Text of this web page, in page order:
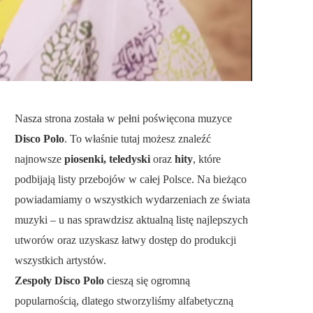
Nasza strona została w pełni poświęcona muzyce
Disco Polo. To właśnie tutaj możesz znaleźć
najnowsze piosenki, teledyski oraz hity, które
podbijają listy przebojów w całej Polsce. Na bieżąco
powiadamiamy o wszystkich wydarzeniach ze świata
muzyki – u nas sprawdzisz aktualną listę najlepszych
utworów oraz uzyskasz łatwy dostęp do produkcji
wszystkich artystów.
Zespoły Disco Polo cieszą się ogromną
popularnością, dlatego stworzyliśmy alfabetyczną